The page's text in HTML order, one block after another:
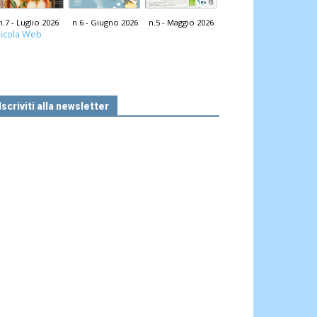
- Luglio 2026 n.6 - Giugno 2026 n.5 - Maggio 2026
Web
alla newsletter